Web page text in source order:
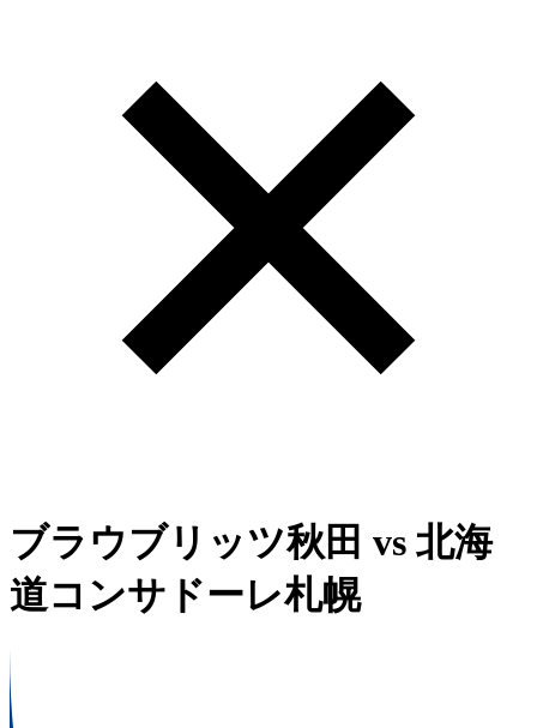
ブラウブリッツ秋田 vs 北海
道コンサドーレ札幌